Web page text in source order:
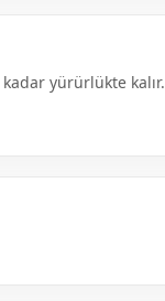
yürürlükte kalır.